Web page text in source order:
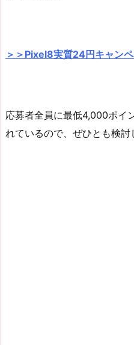
＞＞Pixel8実質24円キャン
応募者全員に最低4,000ポイ
れているので、ぜひとも検討